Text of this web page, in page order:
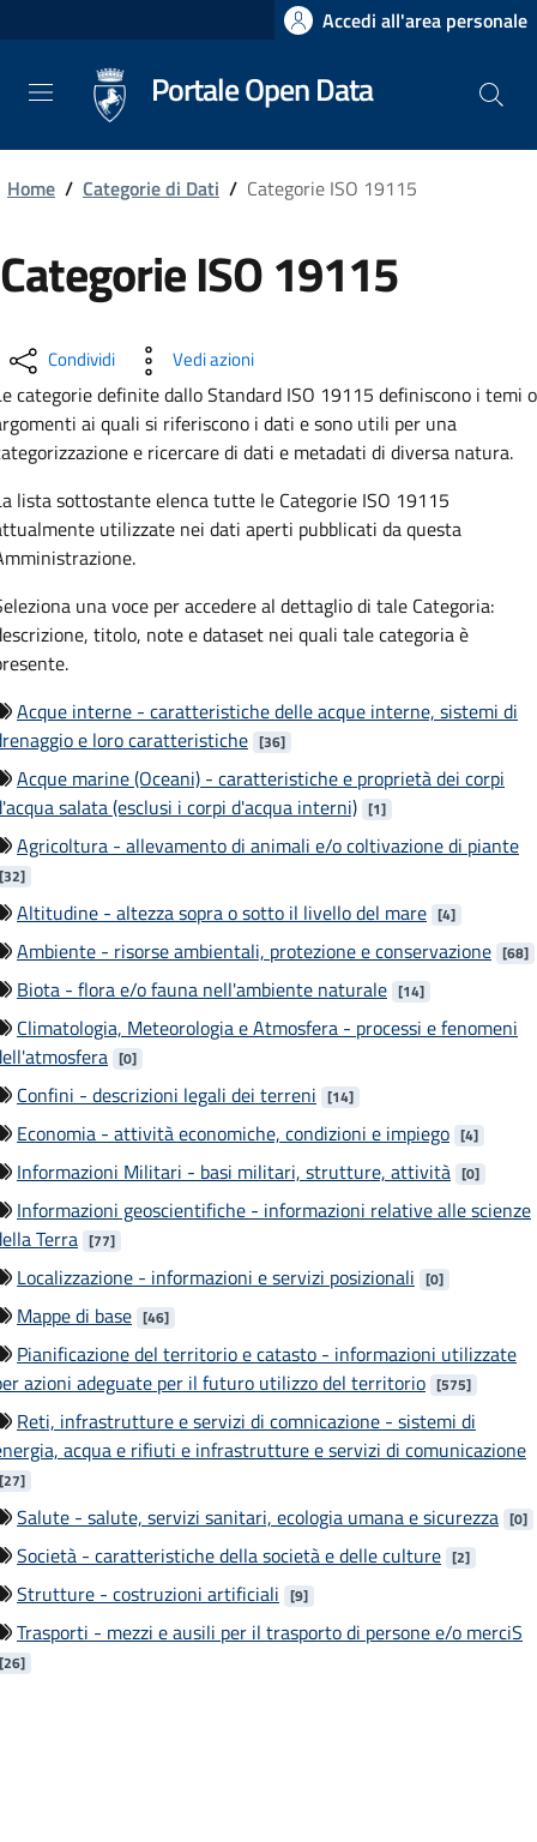
al
principale
Accedi all'area personale
Portale Open Data
Home / Categorie di Dati / Categorie ISO 19115
Categorie ISO 19115
Condividi Vedi azioni
categorie definite dallo Standard ISO 19115 definiscono i temi o
ai quali si riferiscono i dati e sono utili per una
e ricercare di dati e metadati di diversa natura.
lista sottostante elenca tutte le Categorie ISO 19115
utilizzate nei dati aperti pubblicati da questa
una voce per accedere al dettaglio di tale Categoria:
titolo, note e dataset nei quali tale categoria è
Acque interne - caratteristiche delle acque interne, sistemi di
e loro caratteristiche [36]
Acque marine (Oceani) - caratteristiche e proprietà dei corpi
salata (esclusi i corpi d'acqua interni) [1]
Agricoltura - allevamento di animali e/o coltivazione di piante
32]
Altitudine - altezza sopra o sotto il livello del mare [4]
Ambiente - risorse ambientali, protezione e conservazione [68]
Biota - flora e/o fauna nell'ambiente naturale [14]
Climatologia, Meteorologia e Atmosfera - processi e fenomeni
[0]
Confini - descrizioni legali dei terreni [14]
Economia - attività economiche, condizioni e impiego [4]
Informazioni Militari - basi militari, strutture, attività [0]
Informazioni geoscientifiche - informazioni relative alle scienze
Terra [77]
Localizzazione - informazioni e servizi posizionali [0]
Mappe di base [46]
Pianificazione del territorio e catasto - informazioni utilizzate
azioni adeguate per il futuro utilizzo del territorio [575]
Reti, infrastrutture e servizi di comnicazione - sistemi di
acqua e rifiuti e infrastrutture e servizi di comunicazione
27]
Salute - salute, servizi sanitari, ecologia umana e sicurezza [0]
Società - caratteristiche della società e delle culture [2]
Strutture - costruzioni artificiali [9]
Trasporti - mezzi e ausili per il trasporto di persone e/o merciS
26]